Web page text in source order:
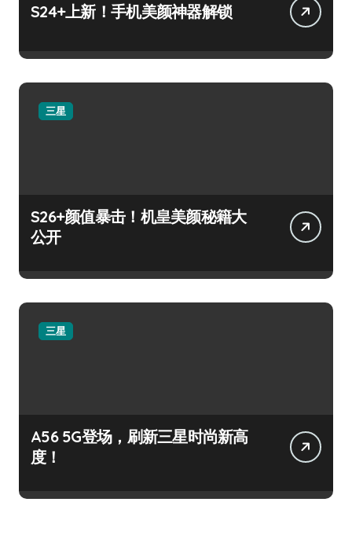
S24+上新！手机美颜神器解锁
三星
S26+颜值暴击！机皇美颜秘籍大
公开
三星
A56 5G登场，刷新三星时尚新高
度！